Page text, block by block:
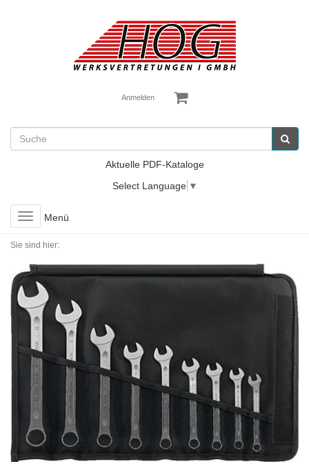
Anmelden
Aktuelle PDF-Kataloge
Select Language ▼
Toggle
navigation
Menü
Sie sind hier: